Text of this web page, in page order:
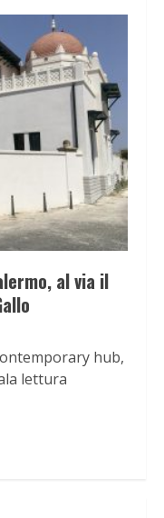
al via il
hub,
lettura